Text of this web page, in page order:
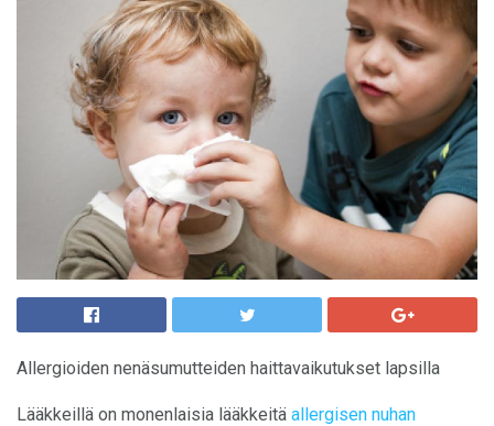
Allergioiden nenäsumutteiden haittavaikutukset lapsilla
Lääkkeillä on monenlaisia ​​lääkkeitä allergisen nuhan